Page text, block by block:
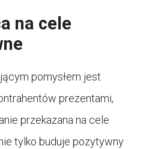
na cele
pomysłem jest
prezentami,
przekazana na cele
tylko buduje pozytywny